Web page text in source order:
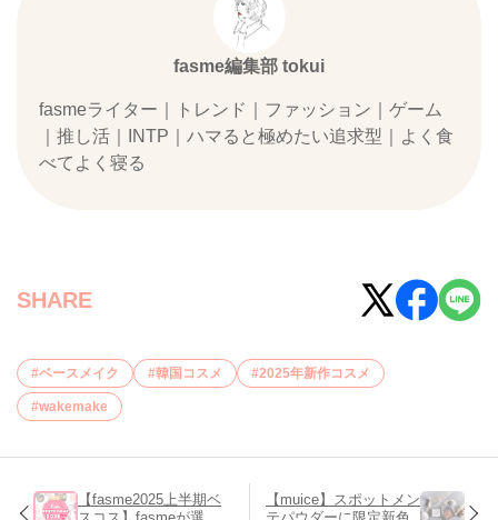
fasme編集部 tokui
fasmeライター｜トレンド｜ファッション｜ゲーム
｜推し活｜INTP｜ハマると極めたい追求型｜よく食
べてよく寝る
SHARE
ベースメイク 韓国コスメ 2025年新作コスメ
wakemake
【fasme2025上半期ベ
【muice】スポットメン